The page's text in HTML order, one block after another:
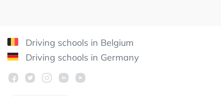
Driving schools in Belgium
Driving schools in Germany